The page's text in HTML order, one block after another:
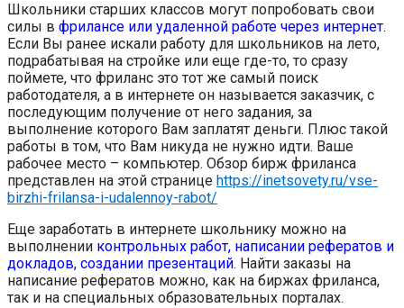
Школьники старших классов могут попробовать свои
силы в фрилансе или удаленной работе через интернет.
Если Вы ранее искали работу для школьников на лето,
подрабатывая на стройке или еще где-то, то сразу
поймете, что фриланс это тот же самый поиск
работодателя, а в интернете он называется заказчик, с
последующим получение от него задания, за
выполнение которого Вам заплатят деньги. Плюс такой
работы в том, что Вам никуда не нужно идти. Ваше
рабочее место – компьютер. Обзор бирж фриланса
представлен на этой странице https://inetsovety.ru/vse-
birzhi-frilansa-i-udalennoy-rabot/
Еще заработать в интернете школьнику можно на
выполнении контрольных работ, написании рефератов и
докладов, создании презентаций. Найти заказы на
написание рефератов можно, как на биржах фриланса,
так и на специальных образовательных порталах.